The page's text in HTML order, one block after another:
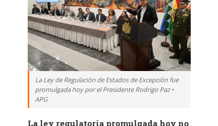
La Ley de Regulación de Estados de Excepción fue
promulgada hoy por el Presidente Rodrigo Paz •
APG
La ley regulatoria promulgada hoy no